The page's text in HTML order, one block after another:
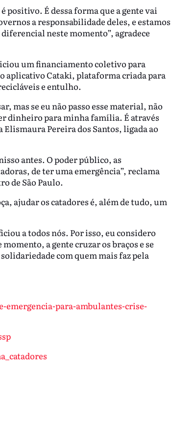
É dessa forma que a gente vai
a responsabilidade deles, e estamos
neste momento”, agradece
um financiamento coletivo para
aplicativo Cataki, plataforma criada para
e entulho.
mas se eu não passo esse material, não
dinheiro para minha família. É através
Elismaura Pereira dos Santos, ligada ao
antes. O poder público, as
de ter uma emergência”, reclama
de São Paulo.
ajudar os catadores é, além de tudo, um
a todos nós. Por isso, eu considero
a gente cruzar os braços e se
com quem mais faz pela
para-ambulantes-crise-